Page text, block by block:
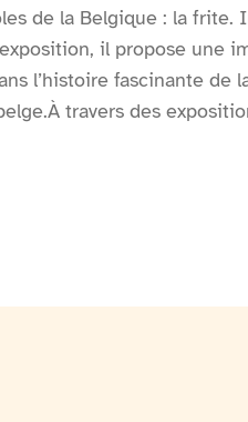
de la Belgique : la frite.
il propose une
l’histoire fascinante de
travers des
l’évolution de la frite à
cuisson parfaite selon la